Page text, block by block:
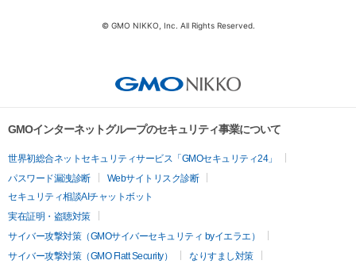
© GMO NIKKO, Inc. All Rights Reserved.
GMOインターネットグループのセキュリティ事業について
世界初総合ネットセキュリティサービス「GMOセキュリティ24」
パスワード漏洩診断
Webサイトリスク診断
セキュリティ相談AIチャットボット
実在証明・盗聴対策
サイバー攻撃対策（GMOサイバーセキュリティ byイエラエ）
サイバー攻撃対策（GMO Flatt Security）
なりすまし対策